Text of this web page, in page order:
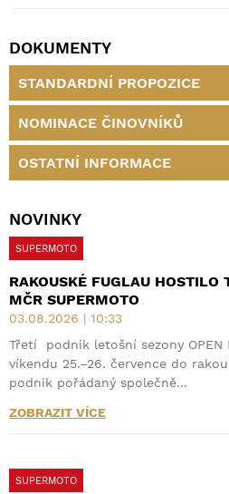
DOKUMENTY
STANDARDNÍ PROPOZICE
NOMINACE ČINOVNÍKŮ
OSTATNÍ INFORMACE
NOVINKY
SUPERMOTO
RAKOUSKÉ FUGLAU HOSTILO
MČR SUPERMOTO
03.08.2026 | 10:33
Třetí podnik letošní sezony OPEN
víkendu 25.–26. července do
podnik pořádaný společně…
ZOBRAZIT VÍCE
SUPERMOTO